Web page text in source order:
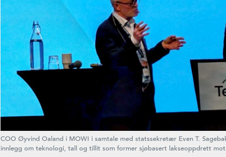
COO Øyvind Oaland i MOWI i samtale med statssekretær Even T.
innlegg om teknologi, tall og tillit som former sjøbasert lakseoppdrett mot